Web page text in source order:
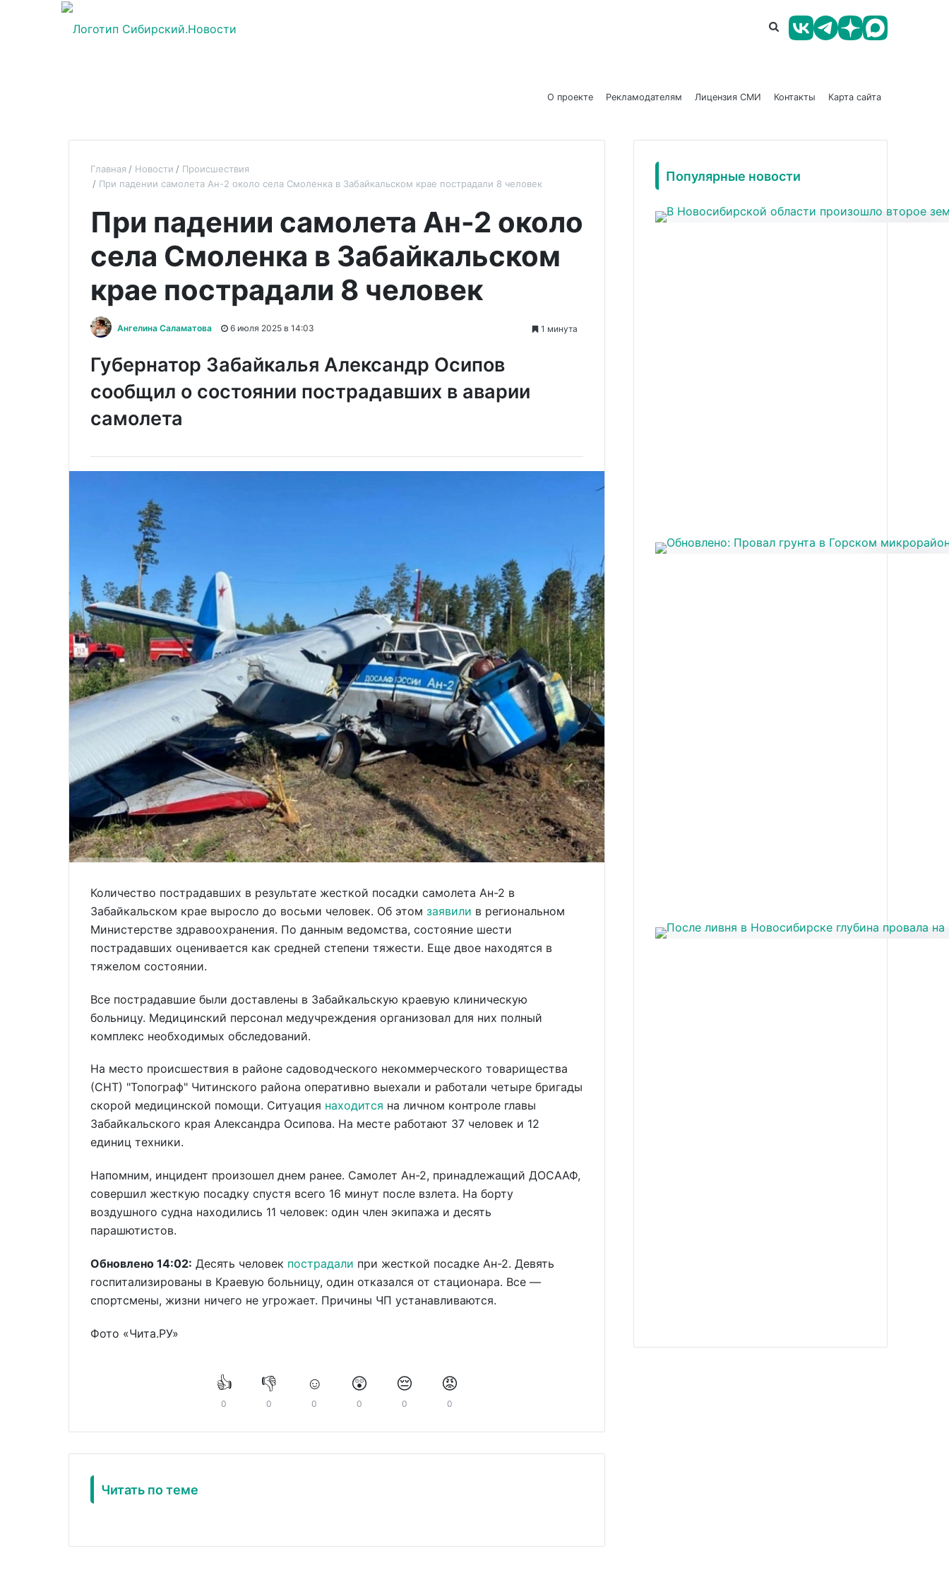
О проекте Рекламодателям Лицензия СМИ Контакты Карта сайта
Главная Новости
Происшествия
При падении самолета Ан-2 около села Смоленка в Забайкальском крае пострадали 8 человек
При падении самолета Ан-2 около
села Смоленка в Забайкальском
крае пострадали 8 человек
Ангелина Саламатова 6 июля 2025 в 14:03 1 минута
Губернатор Забайкалья Александр Осипов
сообщил о состоянии пострадавших в аварии
самолета
Количество пострадавших в результате жесткой посадки самолета Ан-2 в
Забайкальском крае выросло до восьми человек. Об этом заявили в региональном
Министерстве здравоохранения. По данным ведомства, состояние шести
пострадавших оценивается как средней степени тяжести. Еще двое находятся в
тяжелом состоянии.
Все пострадавшие были доставлены в Забайкальскую краевую клиническую
больницу. Медицинский персонал медучреждения организовал для них полный
комплекс необходимых обследований.
На место происшествия в районе садоводческого некоммерческого товарищества
(СНТ) "Топограф" Читинского района оперативно выехали и работали четыре бригады
скорой медицинской помощи. Ситуация находится на личном контроле главы
Забайкальского края Александра Осипова. На месте работают 37 человек и 12
единиц техники.
Напомним, инцидент произошел днем ранее. Самолет Ан-2, принадлежащий ДОСААФ,
совершил жесткую посадку спустя всего 16 минут после взлета. На борту
воздушного судна находились 11 человек: один член экипажа и десять
парашютистов.
Обновлено 14:02: Десять человек пострадали при жесткой посадке Ан-2. Девять
госпитализированы в Краевую больницу, один отказался от стационара. Все —
спортсмены, жизни ничего не угрожает. Причины ЧП устанавливаются.
Фото «Чита.РУ»
👍
0
👎
0
☺️
0
😲
0
😔
0
😡
0
Читать по теме
Популярные новости